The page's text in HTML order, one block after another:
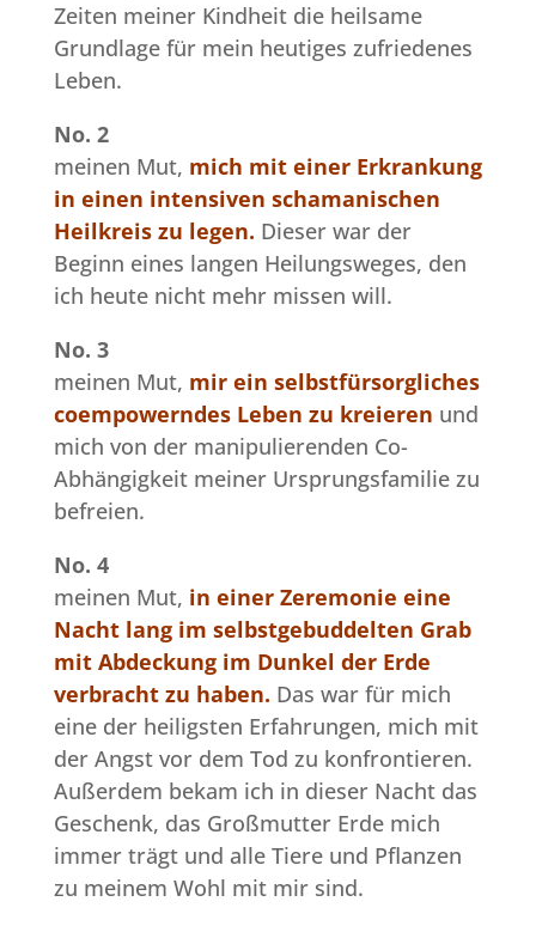
Zeiten meiner Kindheit die heilsame
Grundlage für mein heutiges zufriedenes
Leben.
No. 2
meinen Mut, mich mit einer Erkrankung
in einen intensiven schamanischen
Heilkreis zu legen. Dieser war der
Beginn eines langen Heilungsweges, den
ich heute nicht mehr missen will.
No. 3
meinen Mut, mir ein selbstfürsorgliches
coempowerndes Leben zu kreieren und
mich von der manipulierenden Co-
Abhängigkeit meiner Ursprungsfamilie zu
befreien.
No. 4
meinen Mut, in einer Zeremonie eine
Nacht lang im selbstgebuddelten Grab
mit Abdeckung im Dunkel der Erde
verbracht zu haben. Das war für mich
eine der heiligsten Erfahrungen, mich mit
der Angst vor dem Tod zu konfrontieren.
Außerdem bekam ich in dieser Nacht das
Geschenk, das Großmutter Erde mich
immer trägt und alle Tiere und Pflanzen
zu meinem Wohl mit mir sind.